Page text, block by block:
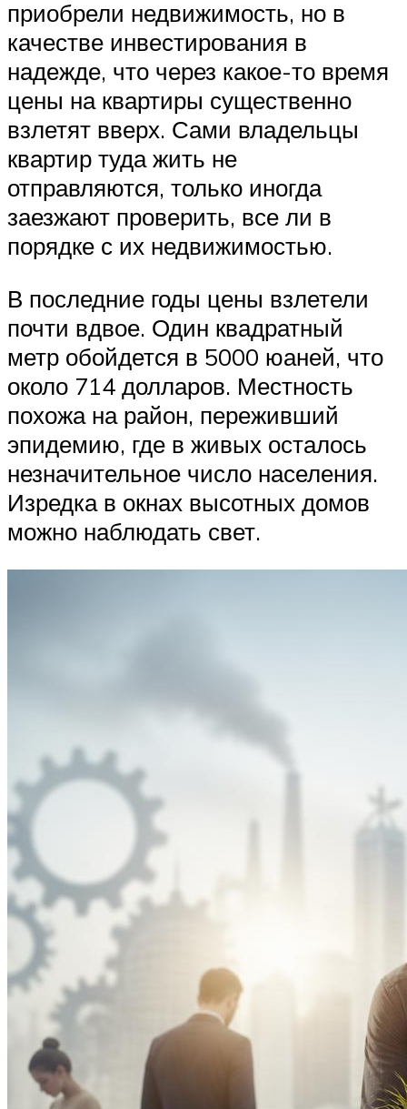
приобрели недвижимость, но в
качестве инвестирования в
надежде, что через какое-то время
цены на квартиры существенно
взлетят вверх. Сами владельцы
квартир туда жить не
отправляются, только иногда
заезжают проверить, все ли в
порядке с их недвижимостью.
В последние годы цены взлетели
почти вдвое. Один квадратный
метр обойдется в 5000 юаней, что
около 714 долларов. Местность
похожа на район, переживший
эпидемию, где в живых осталось
незначительное число населения.
Изредка в окнах высотных домов
можно наблюдать свет.